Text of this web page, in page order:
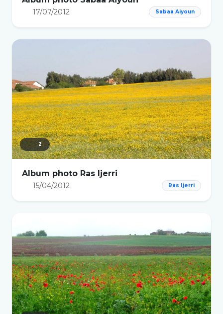
17/07/2012 Sabaa Aiyoun
2
Album photo Ras Ijerri
15/04/2012 Ras Ijerri